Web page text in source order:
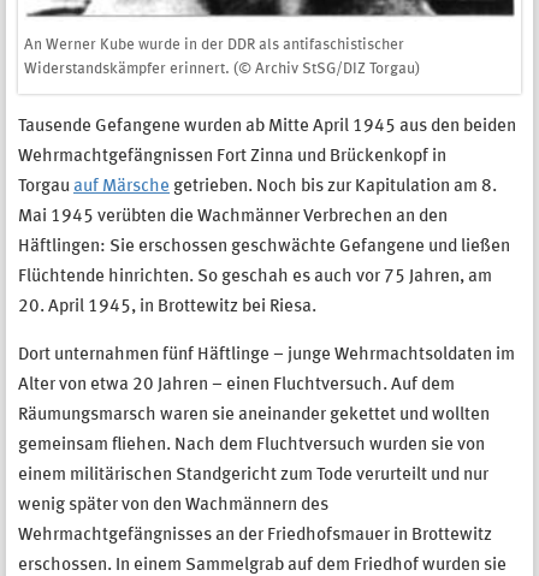
An Werner Kube wurde in der DDR als antifaschistischer
Widerstandskämpfer erinnert. (© Archiv StSG/DIZ Torgau)
Tausende Gefangene wurden ab Mitte April 1945 aus den beiden
Wehrmachtgefängnissen Fort Zinna und Brückenkopf in
Torgau auf Märsche getrieben. Noch bis zur Kapitulation am 8.
Mai 1945 verübten die Wachmänner Verbrechen an den
Häftlingen: Sie erschossen geschwächte Gefangene und ließen
Flüchtende hinrichten. So geschah es auch vor 75 Jahren, am
20. April 1945, in Brottewitz bei Riesa.
Dort unternahmen fünf Häftlinge – junge Wehrmachtsoldaten im
Alter von etwa 20 Jahren – einen Fluchtversuch. Auf dem
Räumungsmarsch waren sie aneinander gekettet und wollten
gemeinsam fliehen. Nach dem Fluchtversuch wurden sie von
einem militärischen Standgericht zum Tode verurteilt und nur
wenig später von den Wachmännern des
Wehrmachtgefängnisses an der Friedhofsmauer in Brottewitz
erschossen. In einem Sammelgrab auf dem Friedhof wurden sie